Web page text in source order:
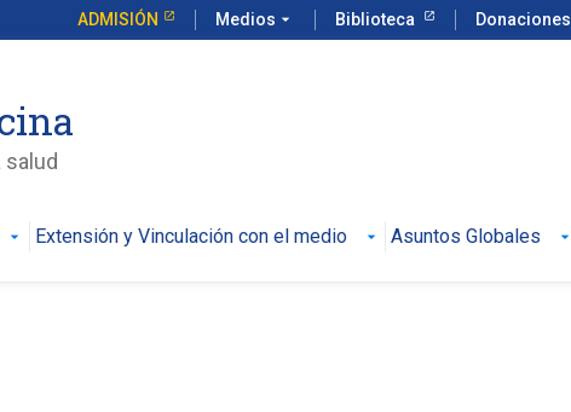
ADMISIÓN Medios arrow_drop_down Biblioteca Donaciones
salud
Extensión y Vinculación con el medio Asuntos Globales